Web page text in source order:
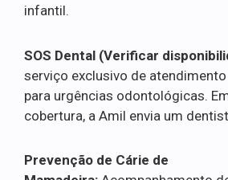
infantil.
SOS Dental (Verificar
serviço exclusivo de
para urgências odontológicas.
cobertura, a Amil envia um
Prevenção de Cárie de